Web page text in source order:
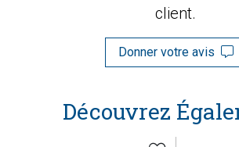
client.
Donner votre avis
Découvrez